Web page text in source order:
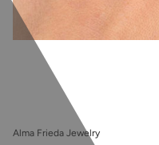
Alma Frieda Jewelry